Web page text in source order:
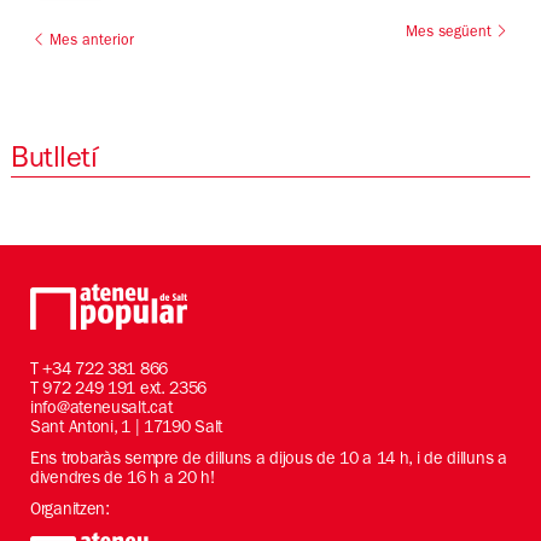
Mes anterior
Mes següent
Butlletí
T+34 722 381 866
T 972 249 191 ext. 2356
info@ateneusalt.cat
Sant Antoni, 1 | 17190 Salt
Ens trobaràs sempre de dilluns a dijous de 10 a 14 h, i de dilluns a
divendres de 16 h a 20 h!
Organitzen: